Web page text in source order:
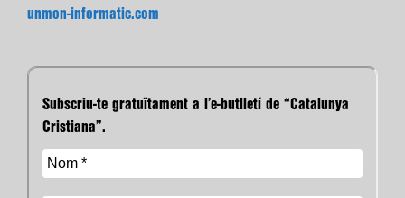
unmon-informatic.com
Subscriu-te gratuïtament a l’e-butlletí de “Catalunya
Cristiana”.